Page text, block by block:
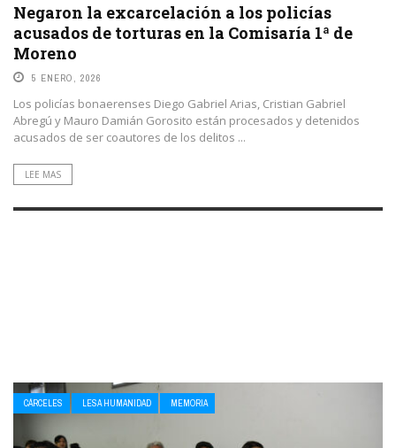
Negaron la excarcelación a los policías
acusados de torturas en la Comisaría 1ª de
Moreno
5 ENERO, 2026
Los policías bonaerenses Diego Gabriel Arias, Cristian Gabriel
Abregú y Mauro Damián Gorosito están procesados y detenidos
acusados de ser coautores de los delitos ...
LEE MAS
CÁRCELES LESA HUMANIDAD MEMORIA